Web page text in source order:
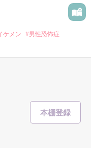
ケメン
#男性恐怖症
」